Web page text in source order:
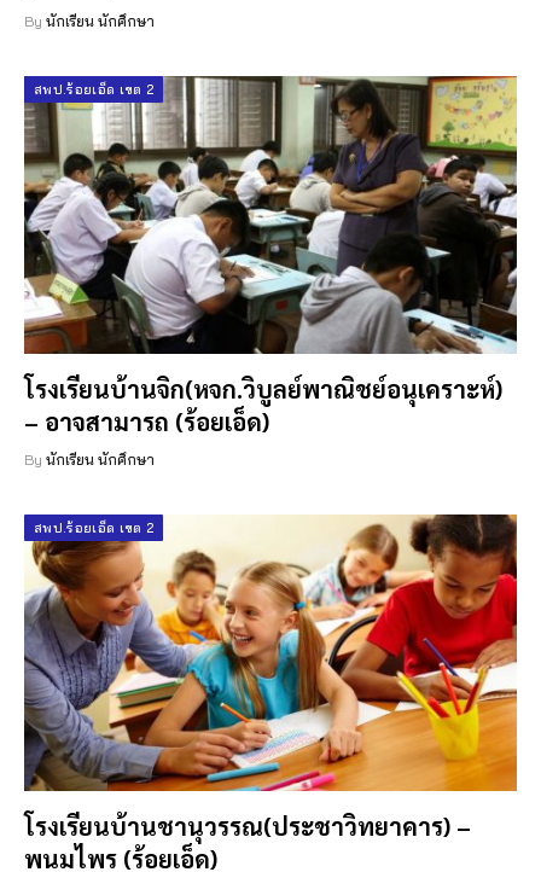
By นักเรียน นักศึกษา
สพป.ร้อยเอ็ด เขต 2
โรงเรียนบ้านจิก(หจก.วิบูลย์พาณิชย์อนุเคราะห์)
– อาจสามารถ (ร้อยเอ็ด)
By นักเรียน นักศึกษา
สพป.ร้อยเอ็ด เขต 2
โรงเรียนบ้านชานุวรรณ(ประชาวิทยาคาร) –
พนมไพร (ร้อยเอ็ด)